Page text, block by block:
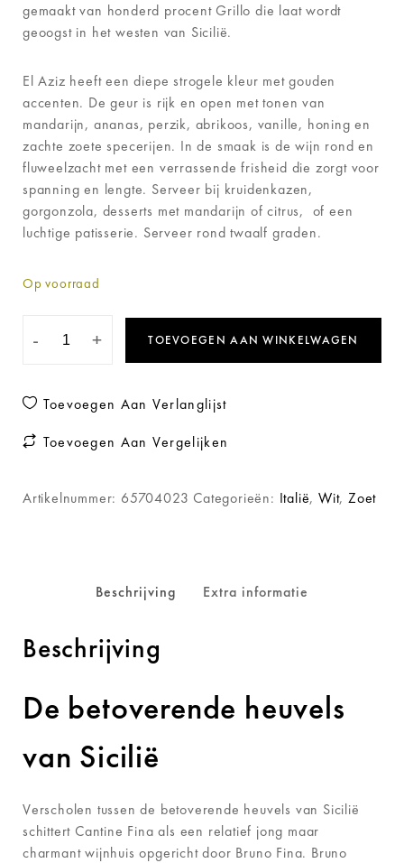
gemaakt van honderd procent Grillo die laat wordt
geoogst in het westen van Sicilië.
El Aziz heeft een diepe strogele kleur met gouden
accenten. De geur is rijk en open met tonen van
mandarijn, ananas, perzik, abrikoos, vanille, honing en
zachte zoete specerijen. In de smaak is de wijn rond en
fluweelzacht met een verrassende frisheid die zorgt voor
spanning en lengte. Serveer bij kruidenkazen,
gorgonzola, desserts met mandarijn of citrus, of een
luchtige patisserie. Serveer rond twaalf graden.
Op voorraad
- + TOEVOEGEN AAN WINKELWAGEN
Toevoegen Aan Verlanglijst
Toevoegen Aan Vergelijken
Artikelnummer: 65704023 Categorieën: Italië,Wit,Zoet
Beschrijving Extra informatie
Beschrijving
De betoverende heuvels
van Sicilië
Verscholen tussen de betoverende heuvels van Sicilië
schittert Cantine Fina als een relatief jong maar
charmant wijnhuis opgericht door Bruno Fina. Bruno